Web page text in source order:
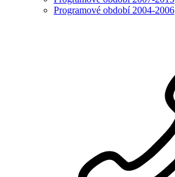
Programové období 2004-2006